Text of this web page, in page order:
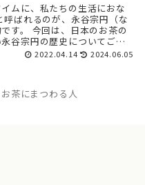
ムに、私たちの生活におな
ばれるのが、永谷宗円（な
す。 今回は、日本のお茶の
谷宗円の歴史についてご紹
2022.04.14 2024.06.05
お茶にまつわる人